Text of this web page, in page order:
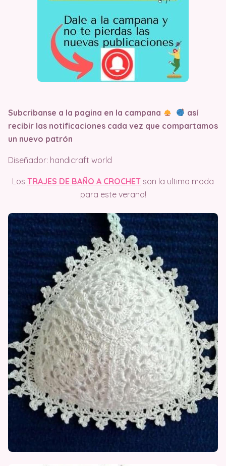
Subcribanse a la pagina en la campana
así
recibir las notificaciones cada vez que compartamos
un nuevo patrón
Diseñador: handicraft world
Los TRAJES DE BAÑO A CROCHET son la ultima moda
para este verano!